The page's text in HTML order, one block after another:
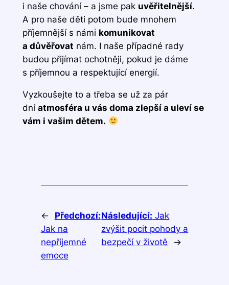
i naše chování – a jsme pak uvěřitelnější.
A pro naše děti potom bude mnohem
příjemnější s námi komunikovat
a důvěřovat nám. I naše případné rady
budou přijímat ochotněji, pokud je dáme
s příjemnou a respektující energií.
Vyzkoušejte to a třeba se už za pár
dní atmosféra u vás doma zlepší a uleví se
vám i vašim dětem.
←
Předchozí:
Jak na
nepříjemné
emoce
Následující: Jak
zvýšit pocit pohody a
bezpečí v životě
→